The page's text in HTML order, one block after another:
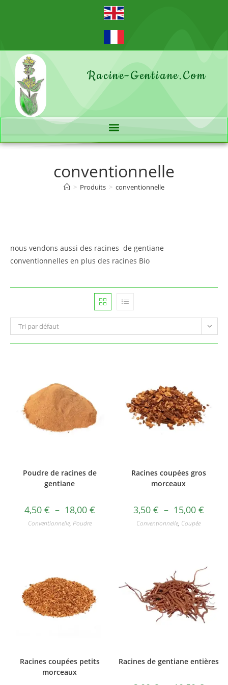
Racine-Gentiane.com
conventionnelle
> Produits > conventionnelle
nous vendons aussi des racines de gentiane
conventionnelles en plus des racines Bio
Tri par défaut
Poudre de racines de
gentiane
4,50 € – 18,00 €
Conventionnelle, Poudre
Racines coupées gros
morceaux
3,50 € – 15,00 €
Conventionnelle, Coupée
Racines coupées petits
morceaux
Racines de gentiane entières